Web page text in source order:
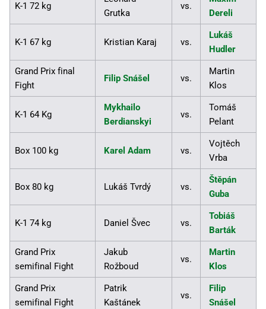
K-1 72 kg
Grutka
vs.
Dereli
K-1 67 kg Kristian Karaj vs.
Lukáš
Hudler
Grand Prix final
Fight
Filip Snášel vs.
Martin
Klos
K-1 64 Kg
Mykhailo
Berdianskyi
vs.
Tomáš
Pelant
Box 100 kg Karel Adam vs.
Vojtěch
Vrba
Box 80 kg Lukáš Tvrdý vs.
Štěpán
Guba
K-1 74 kg Daniel Švec vs.
Tobiáš
Barták
Grand Prix
semifinal Fight
Jakub
Rožboud
vs.
Martin
Klos
Grand Prix
semifinal Fight
Patrik
Kaštánek
vs.
Filip
Snášel